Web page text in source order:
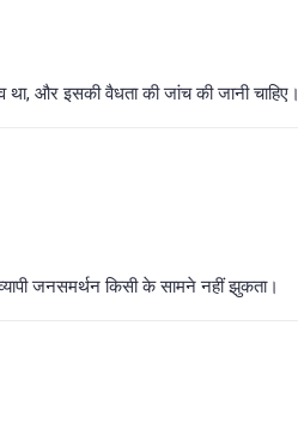
और इसकी वैधता की जांच की जानी चाहिए।
जनसमर्थन किसी के सामने नहीं झुकता।